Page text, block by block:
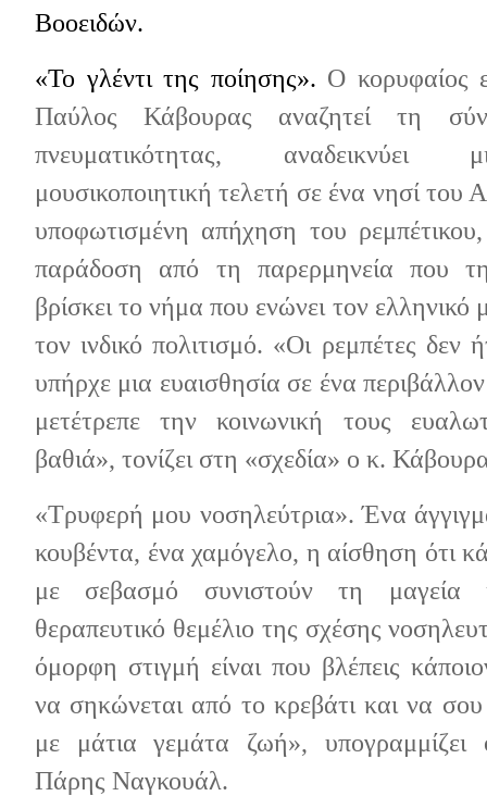
Βοοειδών.
«Το γλέντι της ποίησης». Ο κορυφαίος
Παύλος Κάβουρας αναζητεί τη
πνευματικότητας, αναδεικνύει
μουσικοποιητική τελετή σε ένα νησί του
υποφωτισμένη απήχηση του
παράδοση από τη παρερμηνεία που
βρίσκει το νήμα που ενώνει τον ελληνικό
τον ινδικό πολιτισμό. «Οι ρεμπέτες δεν
υπήρχε μια ευαισθησία σε ένα
μετέτρεπε την κοινωνική τους
βαθιά», τονίζει στη «σχεδία» ο κ.
«Τρυφερή μου νοσηλεύτρια».Ένα
κουβέντα, ένα χαμόγελο, η αίσθηση ότι
με σεβασμό συνιστούν τη
θεραπευτικό θεμέλιο της σχέσης
όμορφη στιγμή είναι που βλέπεις
να σηκώνεται από το κρεβάτι και να σου
με μάτια γεμάτα ζωή»,
Πάρης Ναγκουάλ.